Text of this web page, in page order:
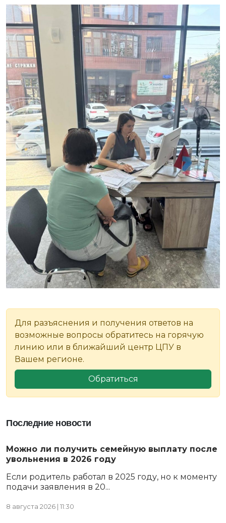
Для разъяснения и получения ответов на
возможные вопросы обратитесь на горячую
линию или в ближайший центр ЦПУ в
Вашем регионе.
Обратиться
Последние новости
Можно ли получить семейную выплату после
увольнения в 2026 году
Если родитель работал в 2025 году, но к моменту
подачи заявления в 20...
8 августа 2026 | 11:30